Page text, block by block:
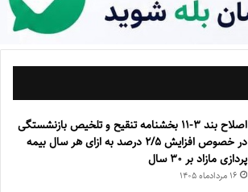
اصلاح بند ۳‏-۱۱ بخشنامه تنقیح و تلخیص بازنشستگی
در خصوص افزایش ۵‏‏‏‏‏‏‏‏‏/۲ درصد به ازای هر سال بیمه
پردازی مازاد بر ۳۰‏ سال
۱۶ مرداد‌ماه ۱۴۰۵